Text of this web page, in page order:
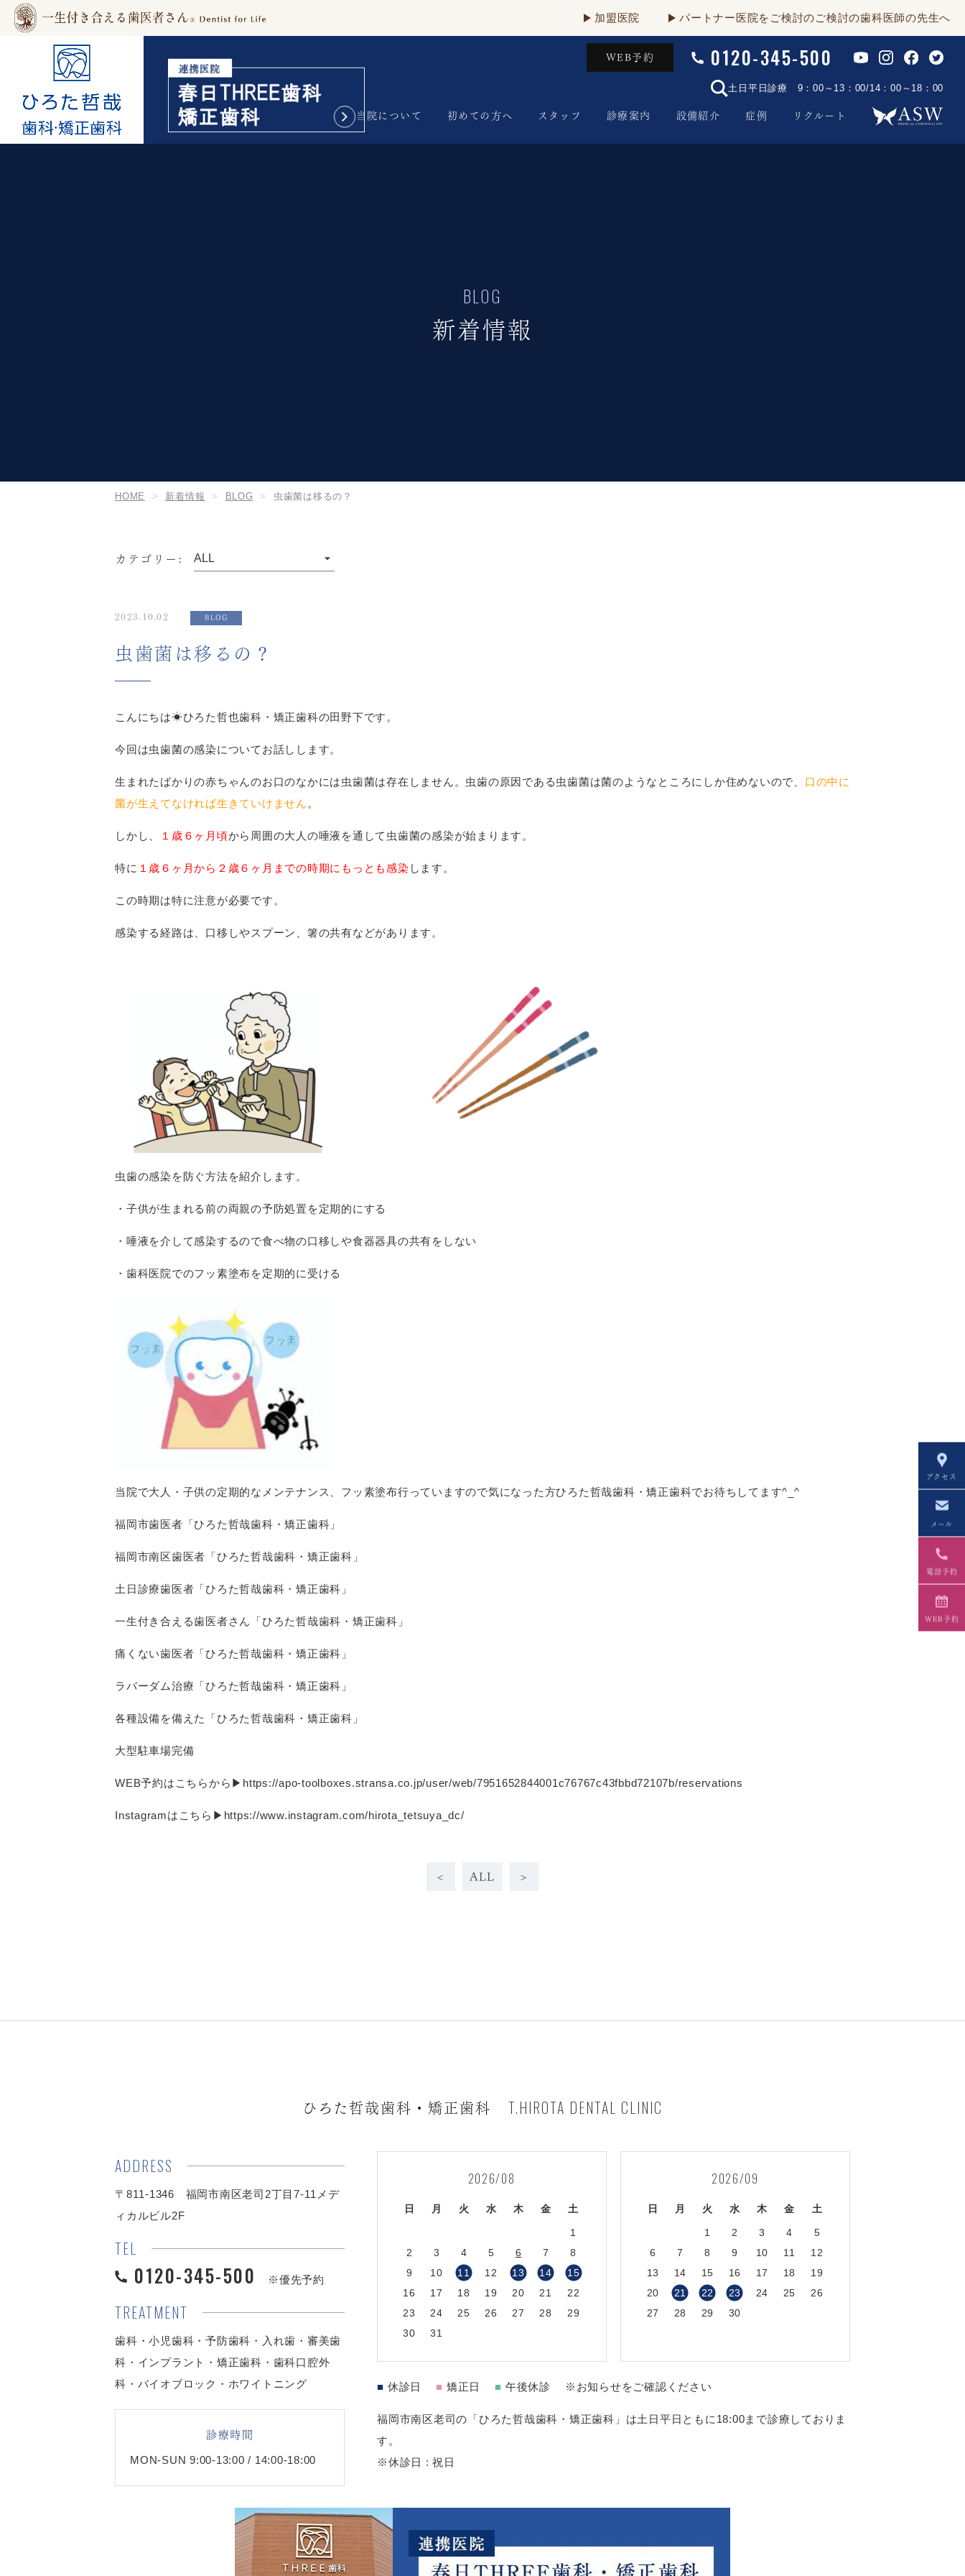
加盟医院 パートナー医院をご検討のご検討の歯科医師の先生へ
WEB予約 0120-345-500
土日平日診療 9：00～13：00/14：00～18：00
当院について 初めての方へ スタッフ 診療案内 設備紹介 症例 リクルート
アクセス
メール
電話予約
WEB予約
BLOG
新着情報
HOME 新着情報 BLOG 虫歯菌は移るの？
カテゴリー:
2023.10.02 BLOG
虫歯菌は移るの？
こんにちは☀︎ひろた哲也歯科・矯正歯科の田野下です。
今回は虫歯菌の感染についてお話しします。
生まれたばかりの赤ちゃんのお口のなかには虫歯菌は存在しません。虫歯の原因である虫歯菌は菌のようなところにしか住めないので、 口の中に
菌が生えてなければ生きていけません 。
しかし、 １歳６ヶ月頃から周囲の大人の唾液を通して虫歯菌の感染が始まります。
特に １歳６ヶ月から２歳６ヶ月までの時期にもっとも感染 します。
この時期は特に注意が必要です。
感染する経路は、口移しやスプーン、箸の共有などがあります。
虫歯の感染を防ぐ方法を紹介します。
・子供が生まれる前の両親の予防処置を定期的にする
・唾液を介して感染するので食べ物の口移しや食器器具の共有をしない
・歯科医院でのフッ素塗布を定期的に受ける
当院で大人・子供の定期的なメンテナンス、フッ素塗布行っていますので気になった方ひろた哲哉歯科・矯正歯科でお待ちしてます^_^
福岡市歯医者「ひろた哲哉歯科・矯正歯科」
福岡市南区歯医者「ひろた哲哉歯科・矯正歯科」
土日診療歯医者「ひろた哲哉歯科・矯正歯科」
一生付き合える歯医者さん「ひろた哲哉歯科・矯正歯科」
痛くない歯医者「ひろた哲哉歯科・矯正歯科」
ラバーダム治療「ひろた哲哉歯科・矯正歯科」
各種設備を備えた「ひろた哲哉歯科・矯正歯科」
大型駐車場完備
WEB予約はこちらから▶︎https://apo-toolboxes.stransa.co.jp/user/web/7951652844001c76767c43fbbd72107b/reservations
Instagramはこちら▶︎https://www.instagram.com/hirota_tetsuya_dc/
< ALL >
ひろた哲哉歯科・矯正歯科 T.HIROTA DENTAL CLINIC
ADDRESS
〒811-1346 福岡市南区老司2丁目7-11メデ
ィカルビル2F
TEL
0120-345-500 ※優先予約
TREATMENT
歯科・小児歯科・予防歯科・入れ歯・審美歯
科・インプラント・矯正歯科・歯科口腔外
科・バイオブロック・ホワイトニング
診療時間
MON-SUN 9:00-13:00 / 14:00-18:00
2026/08
日 月 火 水 木 金 土
1
2
3 4 5 6 7
8
9
10 11 12 13 14
15
16
17 18 19 20 21
22
23
24 25 26 27 28
29
30
31
2026/09
日 月 火 水 木 金 土
1 2 3 4
5
6
7 8 9 10 11
12
13
14 15 16 17 18
19
20
21 22 23 24 25
26
27
28 29 30
■ 休診日 ■ 矯正日 ■ 午後休診 ※お知らせをご確認ください
福岡市南区老司の「ひろた哲哉歯科・矯正歯科」は土日平日ともに18:00まで診療しておりま
す。
※休診日 : 祝日